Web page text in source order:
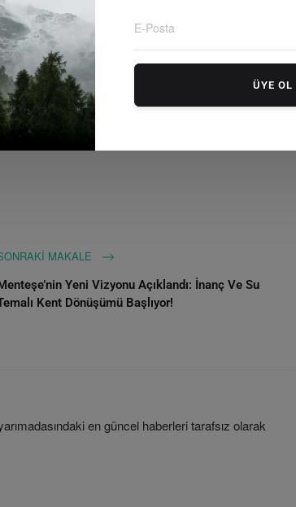
şeffaf ve veri odaklı bir açıklama yapıp
Bakanlığı Mahinur Özdemir Göktaş
TÜİK
MAKALE
Menteşe’nin Yeni Vizyonu Açıklandı: İnanç Ve Su
Kent Dönüşümü Başlıyor!
en güncel haberleri tarafsız olarak
ÜYE OL